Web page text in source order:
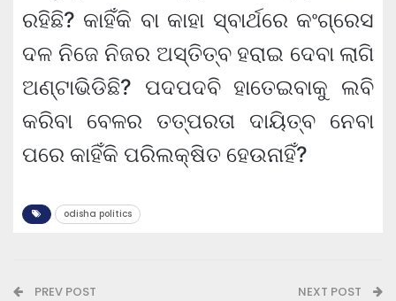
ରହିଛି? କାହିଁକି ବା କାହା ସ୍ବାର୍ଥରେ କଂଗ୍ରେସ
ଦଳ ନିଜେ ନିଜର ଅସ୍ତିତ୍ବ ହରାଇ ଦେବା ଲାଗି
ଅଣ୍ଟାଭିଡିଛି? ପଦପଦବି ହାତେଇବାକୁ ଲବି
କରିବା ବେଳର ତତ୍ପରତା ଦାୟିତ୍ବ ନେବା
ପରେ କାହିଁକି ପରିଲକ୍ଷିତ ହେଉନାହିଁ?
odisha politics
PREV POST NEXT POST